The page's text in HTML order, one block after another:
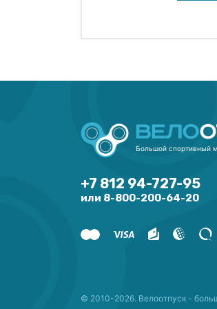
Большой спортивный
+7 812 94-727-95
или 8-800-200-64-20
© 2010-2026. Велоотпуск -